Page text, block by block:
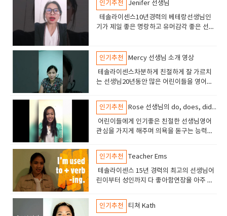
sat 수업오픽수업 실력이 아주 좋은 선생님
인기추천
Jenifer 선생님
테솔라이센스10년경력의 베테랑선생님인
기가 제일 좋은 명랑하고 유머감각 좋은 선생
인기추천
Mercy 선생님 소개 영상
테솔라이센스차분하게 친절하게 잘 가르치
는 선생님20년동안 많은 어린이들을 영어능
를 넣어주는 선생님최고 실력 최고 인성의 선
생님
인기추천
Rose 선생님의 do, does, did 차이점 강좌
어린이들에게 인기좋은 친절한 선생님영어
관심을 가지게 해주며 의욕을 돋구는 능력이
생님입니다.
인기추천
Teacher Ems
테솔라이센스 15년 경력의 최고의 선생님어
린이부터 성인까지 다 좋아함연장율 아주 높
면 아 역시 잉글리쉬700 선생이라고 판단할
것임.
인기추천
티쳐 Kath